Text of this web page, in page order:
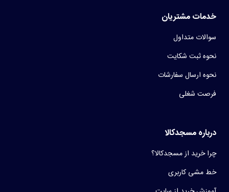
خدمات مشتریان
سوالات متداول
نحوه ثبت شکایت
نحوه ارسال سفارشات
فرصت شغلی
درباره مسجدکالا
چرا خرید از مسجدکالا؟
خط مشی کاربری